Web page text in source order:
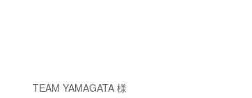
TEAM YAMAGATA 様